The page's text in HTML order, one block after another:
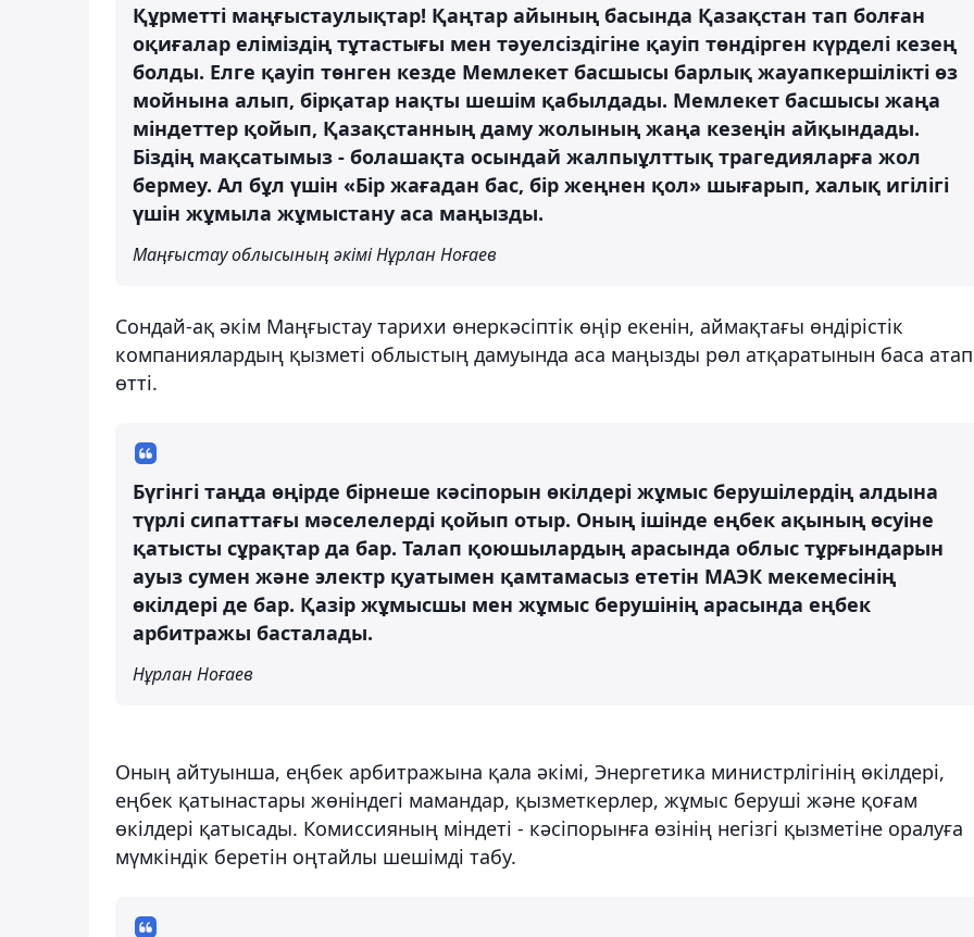
Құрметті маңғыстаулықтар! Қаңтар айының басында Қазақстан тап болған
оқиғалар еліміздің тұтастығы мен тәуелсіздігіне қауіп төндірген күрделі кезең
болды. Елге қауіп төнген кезде Мемлекет басшысы барлық жауапкершілікті өз
мойнына алып, бірқатар нақты шешім қабылдады. Мемлекет басшысы жаңа
міндеттер қойып, Қазақстанның даму жолының жаңа кезеңін айқындады.
Біздің мақсатымыз - болашақта осындай жалпыұлттық трагедияларға жол
бермеу. Ал бұл үшін «Бір жағадан бас, бір жеңнен қол» шығарып, халық игілігі
үшін жұмыла жұмыстану аса маңызды.
Маңғыстау облысының әкімі Нұрлан Ноғаев
Сондай-ақ әкім Маңғыстау тарихи өнеркәсіптік өңір екенін, аймақтағы өндірістік
компаниялардың қызметі облыстың дамуында аса маңызды рөл атқаратынын баса атап
өтті.
Бүгінгі таңда өңірде бірнеше кәсіпорын өкілдері жұмыс берушілердің алдына
түрлі сипаттағы мәселелерді қойып отыр. Оның ішінде еңбек ақының өсуіне
қатысты сұрақтар да бар. Талап қоюшылардың арасында облыс тұрғындарын
ауыз сумен және электр қуатымен қамтамасыз ететін МАЭК мекемесінің
өкілдері де бар. Қазір жұмысшы мен жұмыс берушінің арасында еңбек
арбитражы басталады.
Нұрлан Ноғаев
Оның айтуынша, еңбек арбитражына қала әкімі, Энергетика министрлігінің өкілдері,
еңбек қатынастары жөніндегі мамандар, қызметкерлер, жұмыс беруші және қоғам
өкілдері қатысады. Комиссияның міндеті - кәсіпорынға өзінің негізгі қызметіне оралуға
мүмкіндік беретін оңтайлы шешімді табу.